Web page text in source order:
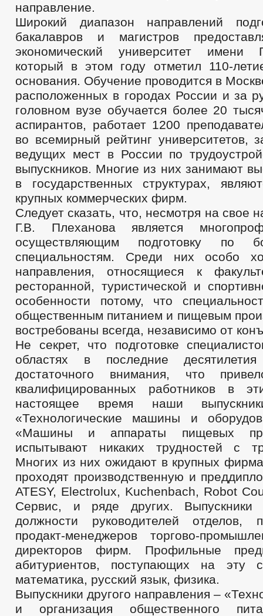
направление.
Широкий диапазон направлений
бакалавров и магистров
экономический университет имени
который в этом году отметил 110-
основания. Обучение проводится в
расположенных в городах России и за
головном вузе обучается более 20
аспирантов, работает 1200
во всемирный рейтинг университетов,
ведущих мест в России по
выпускников. Многие из них занимают
в государственных структурах,
крупных коммерческих фирм.
Следует сказать, что, несмотря на свое
Г.В. Плеханова является
осуществляющим подготовку
специальностям. Среди них особо
направления, относящиеся к
ресторанной, туристической и
особенности потому, что
общественным питанием и пищевым
востребованы всегда, независимо от
Не секрет, что подготовке
областях в последние
достаточного внимания, что
квалифицированных работников в
настоящее время наши
«Технологические машины и
«Машины и аппараты пищевых
испытывают никаких трудностей с
Многих из них ожидают в крупных
проходят производственную и
ATESY, Electrolux, Kuchenbach, Robot
Сервис, и ряде других. Выпускники
должности руководителей отделов,
продакт-менеджеров торгово-
директоров фирм. Профильные
абитуриентов, поступающих на эту
математика, русский язык, физика.
Выпускники другого направления –
и организация общественного